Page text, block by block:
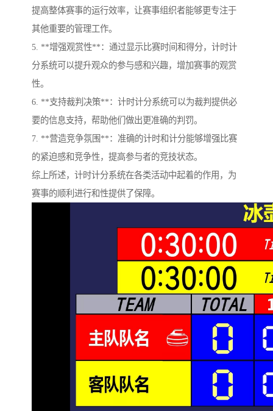
提高整体赛事的运行效率，让赛事组织者能够更专注于
其他重要的管理工作。
5. **增强观赏性**：通过显示比赛时间和得分，计时计
分系统可以提升观众的参与感和兴趣，增加赛事的观赏
性。
6. **支持裁判决策**：计时计分系统可以为裁判提供必
要的信息支持，帮助他们做出更准确的判罚。
7. **营造竞争氛围**：准确的计时和计分能够增强比赛
的紧迫感和竞争性，提高参与者的竞技状态。
综上所述，计时计分系统在各类活动中起着的作用，为
赛事的顺利进行和性提供了保障。